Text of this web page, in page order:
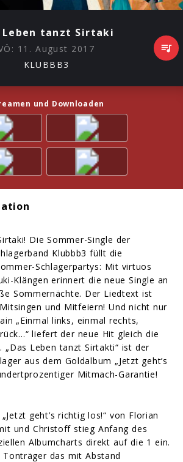
Leben tanzt Sirtaki
11. August 2017
KLUBBB3
und Downloaden
Die Sommer-Single der
Klubbb3 füllt die
Schlagerpartys: Mit virtuos
Klängen erinnert die neue Single an
Sommernächte. Der Liedtext ist
und Mitfeiern! Und nicht nur
„Einmal links, einmal rechts,
liefert der neue Hit gleich die
„Das Leben tanzt Sirtakti“ ist der
aus dem Goldalbum „Jetzt geht’s
Mitmach-Garantie!
geht’s richtig los!“ von Florian
und Christoff stieg Anfang des
Albumcharts direkt auf die 1 ein.
Tonträger das mit Abstand